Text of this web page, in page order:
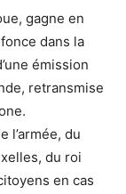
gagne en
dans la
émission
retransmise
l’armée, du
du roi
en cas